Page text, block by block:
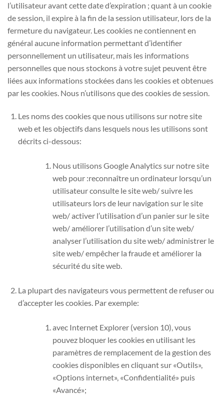
l’utilisateur avant cette date d’expiration ; quant à un cookie
de session, il expire à la fin de la session utilisateur, lors de la
fermeture du navigateur. Les cookies ne contiennent en
général aucune information permettant d’identifier
personnellement un utilisateur, mais les informations
personnelles que nous stockons à votre sujet peuvent être
liées aux informations stockées dans les cookies et obtenues
par les cookies. Nous n’utilisons que des cookies de session.
Les noms des cookies que nous utilisons sur notre site
web et les objectifs dans lesquels nous les utilisons sont
décrits ci-dessous:
Nous utilisons Google Analytics sur notre site
web pour :reconnaître un ordinateur lorsqu’un
utilisateur consulte le site web/ suivre les
utilisateurs lors de leur navigation sur le site
web/ activer l’utilisation d’un panier sur le site
web/ améliorer l’utilisation d’un site web/
analyser l’utilisation du site web/ administrer le
site web/ empêcher la fraude et améliorer la
sécurité du site web.
La plupart des navigateurs vous permettent de refuser ou
d’accepter les cookies. Par exemple:
avec Internet Explorer (version 10), vous
pouvez bloquer les cookies en utilisant les
paramètres de remplacement de la gestion des
cookies disponibles en cliquant sur «Outils»,
«Options internet», «Confidentialité» puis
«Avancé»;